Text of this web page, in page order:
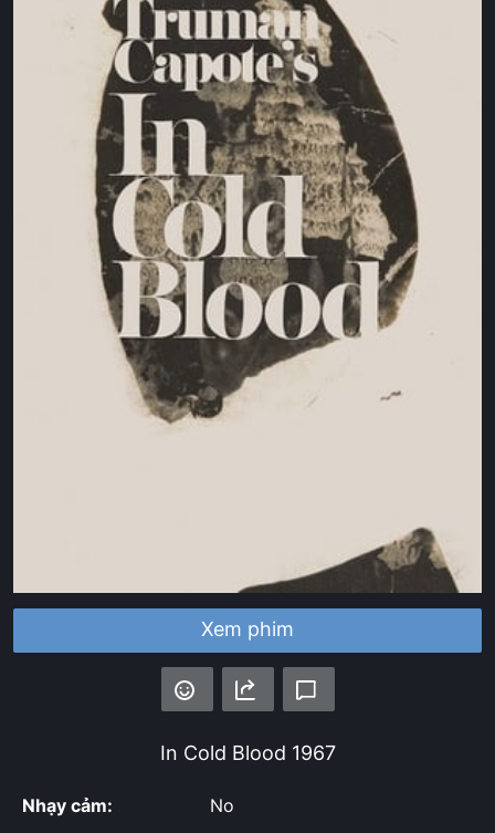
Xem phim
In Cold Blood 1967
Nhạy cảm: No